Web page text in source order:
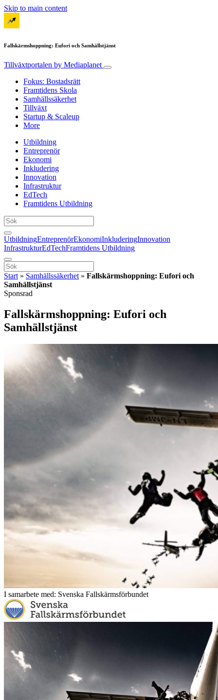
Skip to main content
Fallskärmshoppning: Eufori och Samhällstjänst
Tillväxtportalen by Mediaplanet
Fokus: Bostadsrätt
Framtidens Skola
Samhällssäkerhet
Tillväxt
Startup & Scaleup
More
Utbildning
Entreprenör
Ekonomi
Inkludering
Innovation
Infrastruktur
EdTech
Framtidens Utbildning
UtbildningEntreprenörEkonomiInkluderingInnovation
InfrastrukturEdTechFramtidens Utbildning
Start » Samhällssäkerhet » Fallskärmshoppning: Eufori och
Samhällstjänst
Sponsrad
Fallskärmshoppning: Eufori och
Samhällstjänst
I samarbete med: Svenska Fallskärmsförbundet